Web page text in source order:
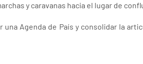
y caravanas hacia el lugar de
una Agenda de País y consolidar la